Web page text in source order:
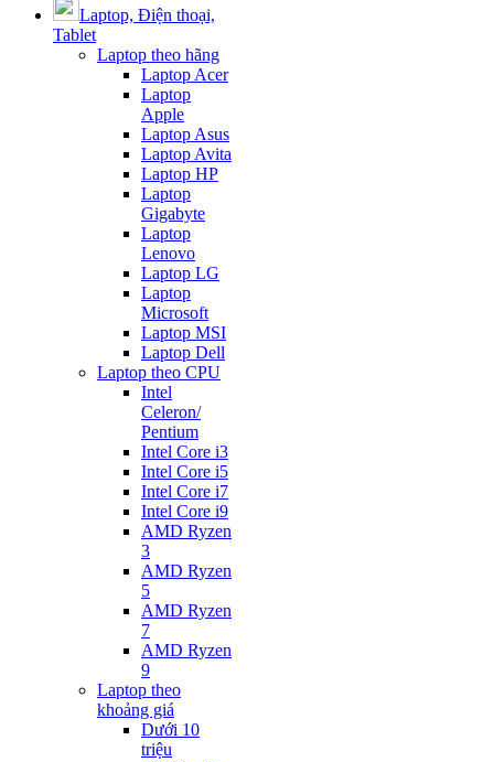
Laptop, Điện thoại,
Tablet
Laptop theo hãng
Laptop Acer
Laptop
Apple
Laptop Asus
Laptop Avita
Laptop HP
Laptop
Gigabyte
Laptop
Lenovo
Laptop LG
Laptop
Microsoft
Laptop MSI
Laptop Dell
Laptop theo CPU
Intel
Celeron/
Pentium
Intel Core i3
Intel Core i5
Intel Core i7
Intel Core i9
AMD Ryzen
3
AMD Ryzen
5
AMD Ryzen
7
AMD Ryzen
9
Laptop theo
khoảng giá
Dưới 10
triệu